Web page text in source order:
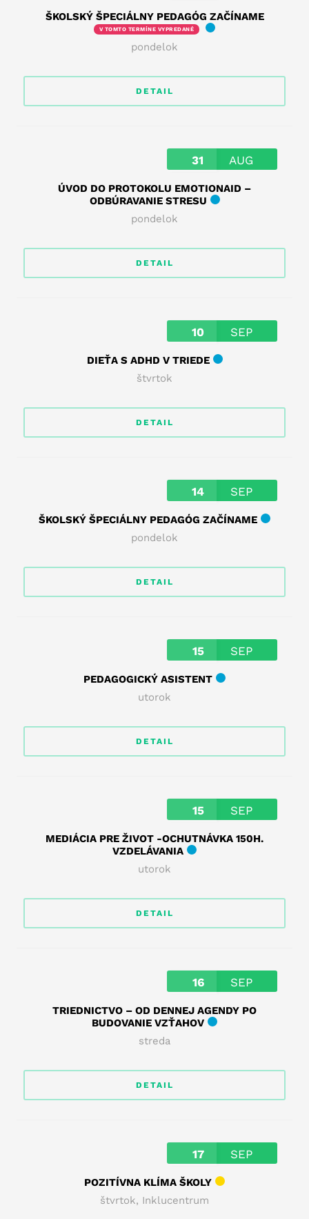
ŠKOLSKÝ ŠPECIÁLNY PEDAGÓG ZAČÍNAME
V TOMTO TERMÍNE VYPREDANÉ
pondelok
DETAIL
31 AUG
ÚVOD DO PROTOKOLU EMOTIONAID –
ODBÚRAVANIE STRESU
pondelok
DETAIL
10 SEP
DIEŤA S ADHD V TRIEDE
štvrtok
DETAIL
14 SEP
ŠKOLSKÝ ŠPECIÁLNY PEDAGÓG ZAČÍNAME
pondelok
DETAIL
15 SEP
PEDAGOGICKÝ ASISTENT
utorok
DETAIL
15 SEP
MEDIÁCIA PRE ŽIVOT -OCHUTNÁVKA 150H.
VZDELÁVANIA
utorok
DETAIL
16 SEP
TRIEDNICTVO – OD DENNEJ AGENDY PO
BUDOVANIE VZŤAHOV
streda
DETAIL
17 SEP
POZITÍVNA KLÍMA ŠKOLY
štvrtok, Inklucentrum